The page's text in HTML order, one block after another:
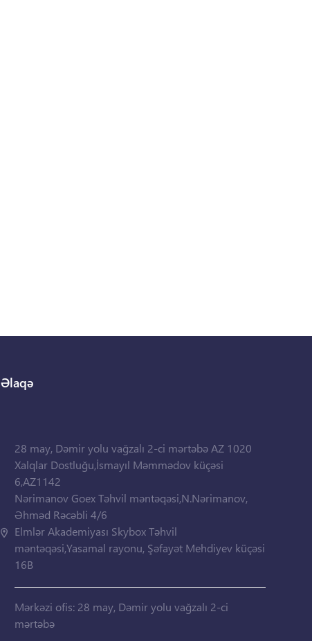
Əlaqə
28 may, Dəmir yolu vağzalı 2-ci mərtəbə AZ 1020
Xalqlar Dostluğu,İsmayıl Məmmədov küçəsi
6,AZ1142
Nərimanov Goex Təhvil məntəqəsi,N.Nərimanov,
Əhməd Rəcəbli 4/6
Elmlər Akademiyası Skybox Təhvil
məntəqəsi,Yasamal rayonu, Şəfayət Mehdiyev küçəsi
16B
Mərkəzi ofis: 28 may, Dəmir yolu vağzalı 2-ci
mərtəbə